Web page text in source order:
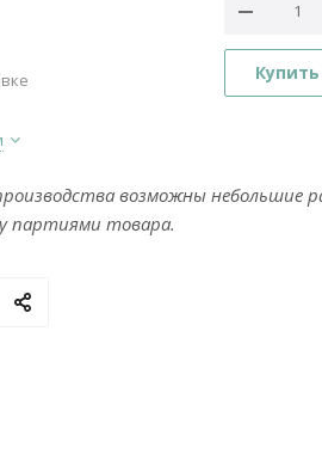
возможны небольшие
партиями товара.